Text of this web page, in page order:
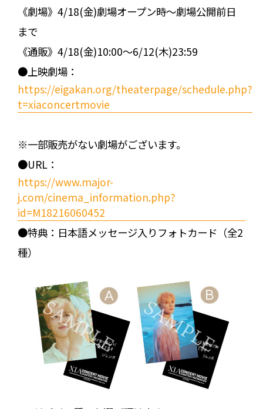
《劇場》4/18(金)劇場オープン時～劇場公開前日
まで
《通販》4/18(金)10:00～6/12(木)23:59
●上映劇場：
https://eigakan.org/theaterpage/schedule.php?
t=xiaconcertmovie
※一部販売がない劇場がございます。
●URL：
https://www.major-
j.com/cinema_information.php?
id=M18216060452
●特典：日本語メッセージ入りフォトカード（全2
種）